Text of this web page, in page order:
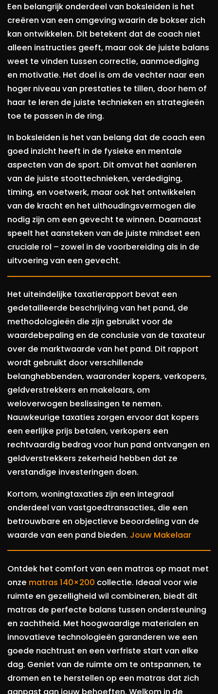
Een belangrijk onderdeel van boksleiden is het
creëren van een omgeving waarin de bokser zich
kan ontwikkelen. Dit betekent dat de coach niet
alleen instructies geeft, maar ook de juiste balans
weet te vinden tussen correctie, aanmoediging
en motivatie. Het doel is om de vechter naar een
hoger niveau van prestaties te tillen, door hem of
haar te leren de juiste technieken en strategieën
toe te passen in de ring.
In boksleiden is het van belang dat de coach een
goed inzicht heeft in de fysieke en mentale
aspecten van de sport. Dit omvat het aanleren
van de juiste stoottechnieken, verdediging,
timing, en voetwerk, maar ook het ontwikkelen
van de kracht en het uithoudingsvermogen die
nodig zijn om een gevecht te winnen. Daarnaast
speelt het aansteken van de juiste mindset een
cruciale rol – zowel in de voorbereiding als in de
uitvoering van een gevecht.
Het uiteindelijke taxatierapport bevat een
gedetailleerde beschrijving van het pand, de
methodologieën die zijn gebruikt voor de
waardebepaling en de conclusie van de taxateur
over de marktwaarde van het pand. Dit rapport
wordt gebruikt door verschillende
belanghebbenden, waaronder kopers, verkopers,
geldverstrekkers en makelaars, om
weloverwogen beslissingen te nemen.
Nauwkeurige taxaties zorgen ervoor dat kopers
een eerlijke prijs betalen, verkopers een
rechtvaardig bedrag voor hun pand ontvangen en
geldverstrekkers zekerheid hebben dat ze
verstandige investeringen doen.
Kortom, woningtaxaties zijn een integraal
onderdeel van vastgoedtransacties, die een
betrouwbare en objectieve beoordeling van de
waarde van een pand bieden. Jouw Makelaar
Ontdek het comfort van een matras op maat met
onze matras 140×200 collectie. Ideaal voor wie
ruimte en gezelligheid wil combineren, biedt dit
matras de perfecte balans tussen ondersteuning
en zachtheid. Met hoogwaardige materialen en
innovatieve technologieën garanderen we een
goede nachtrust en een verfriste start van elke
dag. Geniet van de ruimte om te ontspannen, te
dromen en te herstellen op een matras dat zich
aanpast aan jouw behoeften. Welkom in de